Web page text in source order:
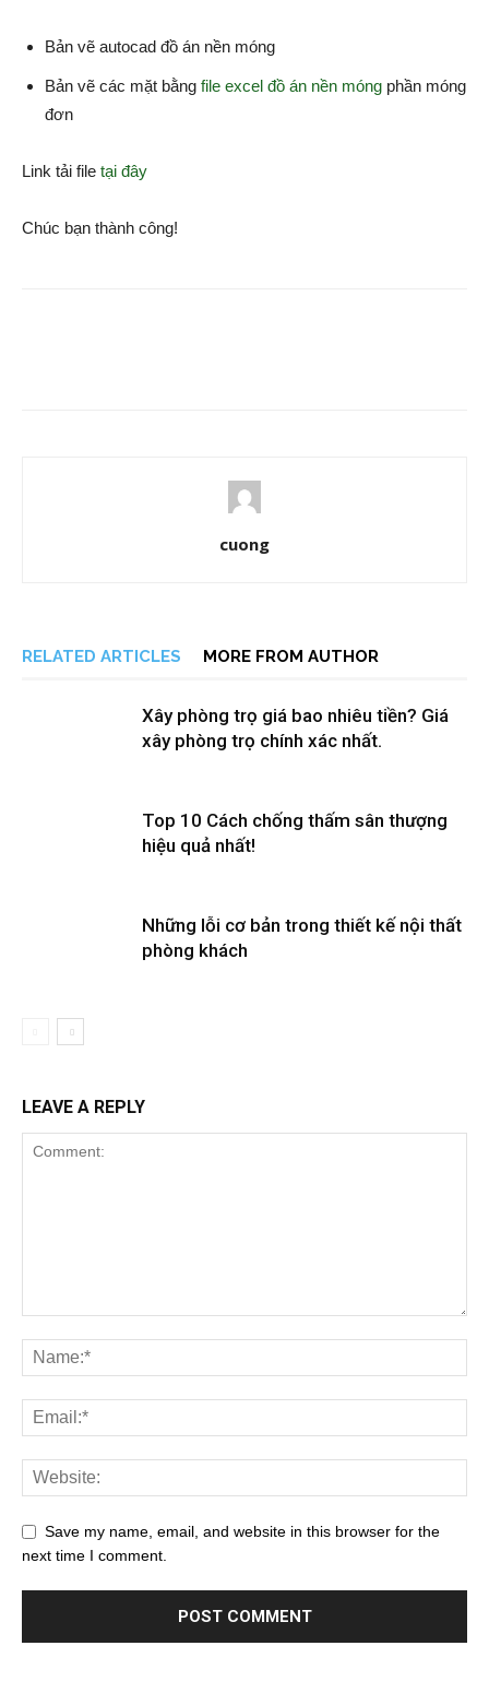
Bản vẽ autocad đồ án nền móng
Bản vẽ các mặt bằng file excel đồ án nền móng phần móng
đơn
Link tải file tại đây
Chúc bạn thành công!
cuong
RELATED ARTICLES MORE FROM AUTHOR
Xây phòng trọ giá bao nhiêu tiền? Giá
xây phòng trọ chính xác nhất.
Top 10 Cách chống thấm sân thượng
hiệu quả nhất!
Những lỗi cơ bản trong thiết kế nội thất
phòng khách
LEAVE A REPLY
Save my name, email, and website in this browser for the
next time I comment.